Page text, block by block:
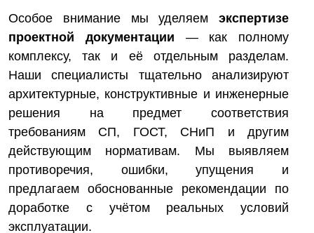
Особое внимание мы уделяем экспертизе
проектной документации — как полному
комплексу, так и её отдельным разделам.
Наши специалисты тщательно анализируют
архитектурные, конструктивные и инженерные
решения на предмет соответствия
требованиям СП, ГОСТ, СНиП и другим
действующим нормативам. Мы выявляем
противоречия, ошибки, упущения и
предлагаем обоснованные рекомендации по
доработке с учётом реальных условий
эксплуатации.